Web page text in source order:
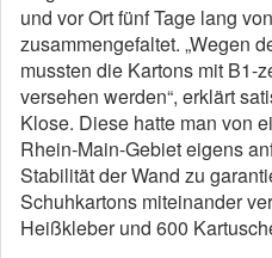
und vor Ort fünf Tage lang
zusammengefaltet. „Wegen
mussten die Kartons mit
versehen werden“, erklärt
Klose. Diese hatte man von
Rhein-Main-Gebiet eigens
Stabilität der Wand zu
Schuhkartons miteinander
Heißkleber und 600